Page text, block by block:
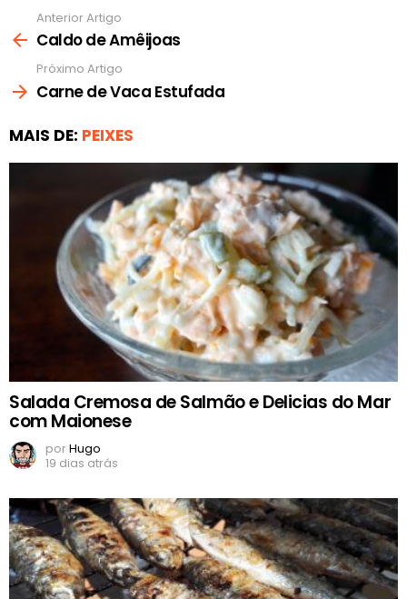
mais
Anterior Artigo
Caldo de Amêijoas
Próximo Artigo
Carne de Vaca Estufada
MAIS DE: PEIXES
Salada Cremosa de Salmão e Delicias do Mar
com Maionese
porHugo
19 dias atrás